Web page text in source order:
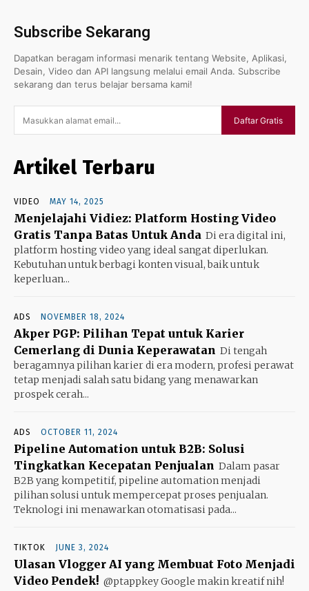
Subscribe Sekarang
Dapatkan beragam informasi menarik tentang Website, Aplikasi,
Desain, Video dan API langsung melalui email Anda. Subscribe
sekarang dan terus belajar bersama kami!
Daftar Gratis
Artikel Terbaru
VIDEO MAY 14, 2025
Menjelajahi Vidiez: Platform Hosting Video
Gratis Tanpa Batas Untuk Anda Di era digital ini,
platform hosting video yang ideal sangat diperlukan.
Kebutuhan untuk berbagi konten visual, baik untuk
keperluan...
ADS NOVEMBER 18, 2024
Akper PGP: Pilihan Tepat untuk Karier
Cemerlang di Dunia Keperawatan Di tengah
beragamnya pilihan karier di era modern, profesi perawat
tetap menjadi salah satu bidang yang menawarkan
prospek cerah...
ADS OCTOBER 11, 2024
Pipeline Automation untuk B2B: Solusi
Tingkatkan Kecepatan Penjualan Dalam pasar
B2B yang kompetitif, pipeline automation menjadi
pilihan solusi untuk mempercepat proses penjualan.
Teknologi ini menawarkan otomatisasi pada...
TIKTOK JUNE 3, 2024
Ulasan Vlogger AI yang Membuat Foto Menjadi
Video Pendek! @ptappkey Google makin kreatif nih!